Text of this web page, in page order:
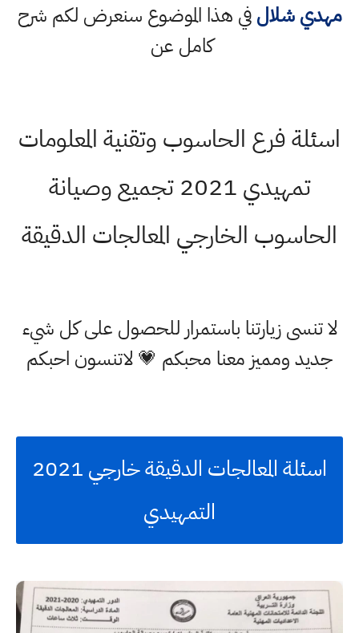
شلالفي هذا الموضوع سنعرض لكم شرح
كامل عن
فرع الحاسوب وتقنية المعلومات
تمهيدي 2021 تجميع وصيانة
الخارجي المعالجات الدقيقة
تنسى زيارتنا باستمرار للحصول على كل شيء
ومميز معنا محبكم 💗 لاتنسون احبكم
اسئلة المعالجات الدقيقة خارجي 2021
التمهيدي